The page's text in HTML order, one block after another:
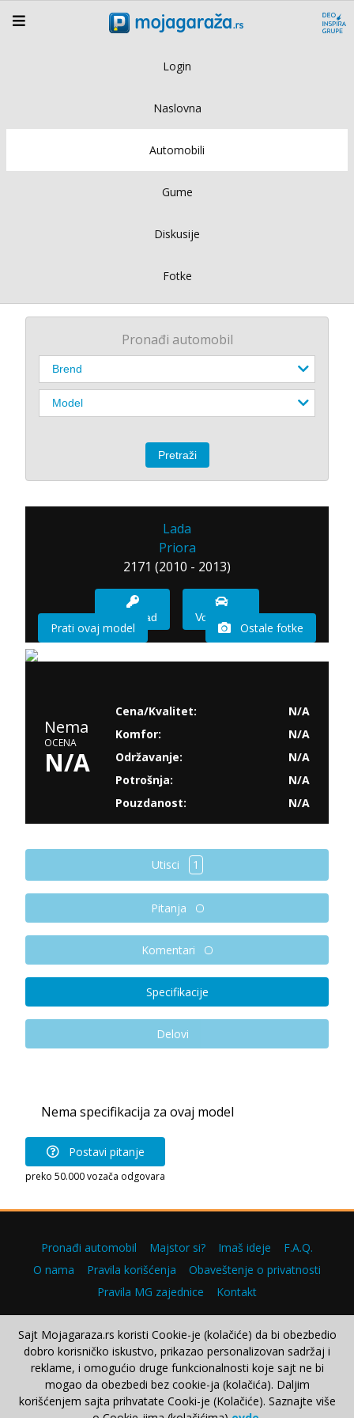
Login
Naslovna
Automobili
Gume
Diskusije
Fotke
Pronađi automobil
Lada
Priora
2171 (2010 - 2013)
Imam sad Vozio sam
Prati ovaj model Ostale fotke
Nema
OCENA
N/A
Cena/Kvalitet:
N/A
Komfor:
N/A
Održavanje:
N/A
Potrošnja:
N/A
Pouzdanost:
N/A
Utisci 1
Pitanja
Komentari
Specifikacije
Delovi
Nema specifikacija za ovaj model
Postavi pitanje
preko 50.000 vozača odgovara
Pronađi automobil Majstor si? Imaš ideje
F.A.Q.
O nama
Pravila korišćenja
Obaveštenje o privatnosti
Pravila MG zajednice
Kontakt
Copyright © 2000–2026.
Sajt Mojagaraza.rs koristi Cookie-je (kolačiće) da bi obezbedio
dobro korisničko iskustvo, prikazao personalizovan sadržaj i
reklame, i omogućio druge funkcionalnosti koje sajt ne bi
mogao da obezbedi bez cookie-ja (kolačića). Daljim
korišćenjem sajta prihvatate Cooki-je (Kolačiće). Saznajte više